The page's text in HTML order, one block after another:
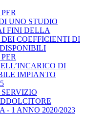
UNO STUDIO
FINI DELLA
COEFFICIENTI DI
DI
IMPIANTO
- 1 ANNO 2020/2023